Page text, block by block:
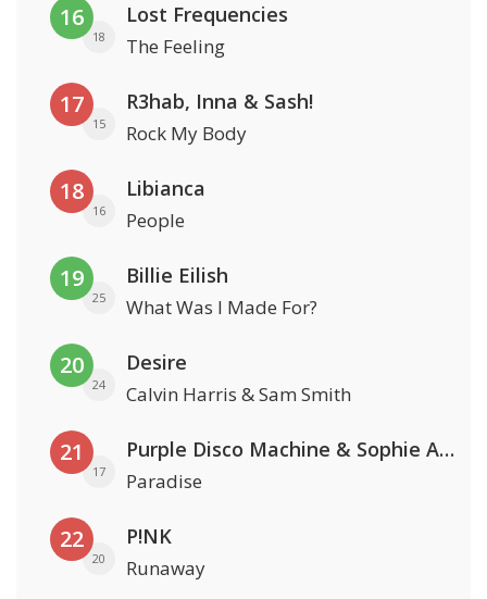
16
18
Lost Frequencies
The Feeling
17
15
R3hab, Inna & Sash!
Rock My Body
18
16
Libianca
People
19
25
Billie Eilish
What Was I Made For?
20
24
Desire
Calvin Harris & Sam Smith
21
17
Purple Disco Machine & Sophie And The Giants
Paradise
22
20
P!NK
Runaway